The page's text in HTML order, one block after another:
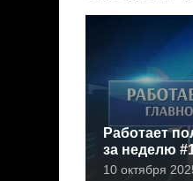
Работает
за неделю
10 октября